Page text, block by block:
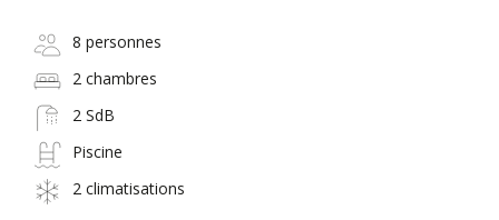
8 personnes
2 chambres
2 SdB
Piscine
2 climatisations